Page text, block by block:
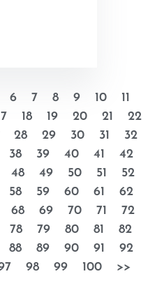
6 7 8 9 10
11
18 19 20 21
22
28 29 30 31
32
38 39 40 41
42
48 49 50 51
52
58 59 60 61
62
68 69 70 71
72
78 79 80 81
82
88 89 90 91
92
98 99 100 >>